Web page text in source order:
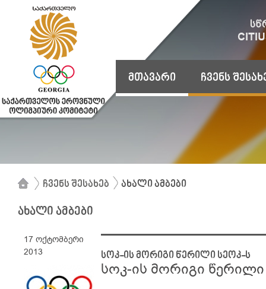
მთავარი ჩვენს
ჩვენს შესახებ ახალი ამბები
ახალი ამბები
17 ოქტომბერი
2013
სოკ-ის მორიგი წერილი სეოკ-ს
სოკ-ის მორიგი წერილი